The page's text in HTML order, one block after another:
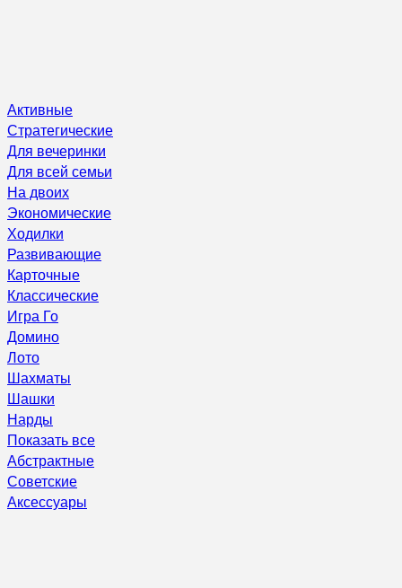
Активные
Стратегические
Для вечеринки
Для всей семьи
На двоих
Экономические
Ходилки
Развивающие
Карточные
Классические
Игра Го
Домино
Лото
Шахматы
Шашки
Нарды
Показать все
Абстрактные
Советские
Аксессуары